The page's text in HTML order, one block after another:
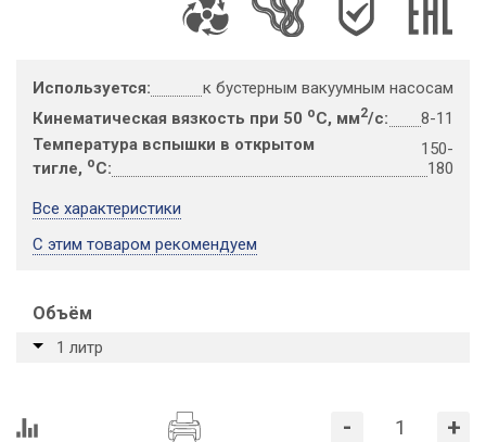
Используется:
к бустерным вакуумным насосам
Кинематическая вязкость при 50 оС, мм2/с:
8-11
Температура вспышки в открытом
тигле, оС:
150-
180
Все характеристики
С этим товаром рекомендуем
Объём
1 литр
- +